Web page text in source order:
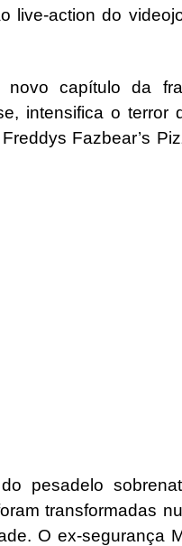
live-action do
novo capítulo da
intensifica o terror
Fazbear’s
pesadelo
transformadas
O ex-segurança